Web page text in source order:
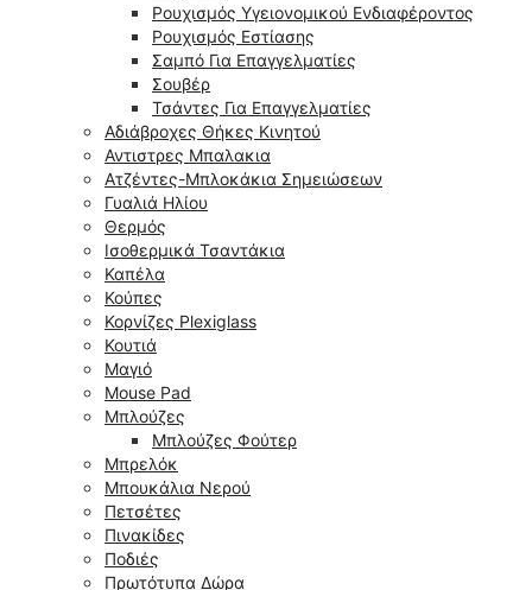
Ρουχισμός Υγειονομικού Ενδιαφέροντος
Ρουχισμός Εστίασης
Σαμπό Για Επαγγελματίες
Σουβέρ
Τσάντες Για Επαγγελματίες
Αδιάβροχες Θήκες Κινητού
Αντιστρες Μπαλακια
Ατζέντες-Μπλοκάκια Σημειώσεων
Γυαλιά Ηλίου
Θερμός
Ισοθερμικά Τσαντάκια
Καπέλα
Κούπες
Κορνίζες Plexiglass
Κουτιά
Μαγιό
Mouse Pad
Μπλούζες
Μπλούζες Φούτερ
Μπρελόκ
Μπουκάλια Νερού
Πετσέτες
Πινακίδες
Ποδιές
Πρωτότυπα Δώρα